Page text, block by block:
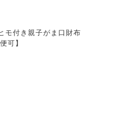
モ付き親子がま口財布
可】